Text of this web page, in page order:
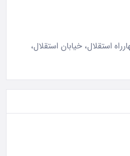
استقلال، خیابان استقلال،